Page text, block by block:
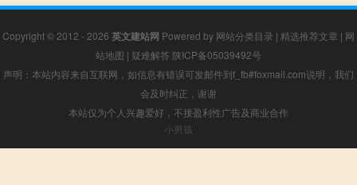
Copyright © 2012 - 2026 英文建站网 Powered by 网站分类目录 | 精选推荐文章 | 网
站地图 | 疑难解答 陕ICP备05039492号
声明：本站内容来自互联网，如信息有错误可发邮件到f_fb#foxmail.com说明，我们
会及时纠正，谢谢
本站仅为个人兴趣爱好，不接盈利性广告及商业合作
小男孩